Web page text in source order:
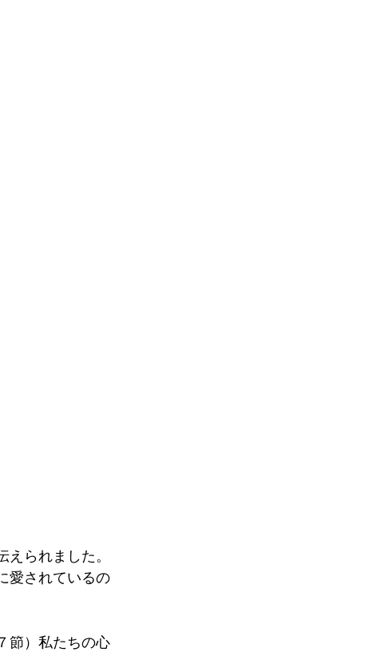
られました。
愛されているの
節）私たちの心